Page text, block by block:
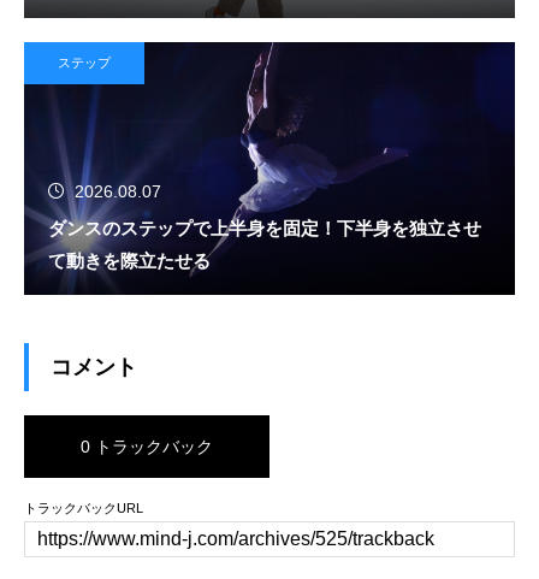
ステップ
2026.08.07
ダンスのステップで上半身を固定！下半身を独立させ
て動きを際立たせる
コメント
0 トラックバック
トラックバックURL